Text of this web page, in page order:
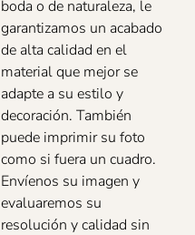
boda o de naturaleza, le
garantizamos un acabado
de alta calidad en el
material que mejor se
adapte a su estilo y
decoración. También
puede imprimir su foto
como si fuera un cuadro.
Envíenos su imagen y
evaluaremos su
resolución y calidad sin